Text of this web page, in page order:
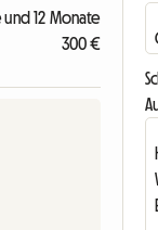
und 12 Monate
300 €